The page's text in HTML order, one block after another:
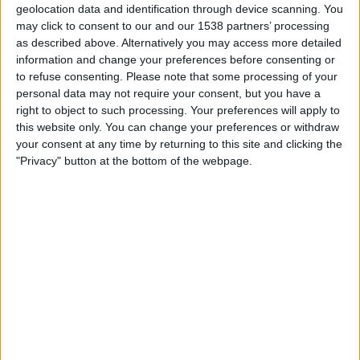
geolocation data and identification through device scanning. You
may click to consent to our and our 1538 partners’ processing
as described above. Alternatively you may access more detailed
information and change your preferences before consenting or
to refuse consenting. Please note that some processing of your
personal data may not require your consent, but you have a
right to object to such processing. Your preferences will apply to
this website only. You can change your preferences or withdraw
your consent at any time by returning to this site and clicking the
"Privacy" button at the bottom of the webpage.
FERNSEHEN IN ÖSTERREICH
Stand heute07.08.2026und seitdem diese Website die statistischen
Daten darüber sammelt, wann und wo die Spiele vonFußballdes Teams
CoritibainÖsterreichim Fernsehen ausgestrahlt werden, was am
01.05.2022war, können wir folgende Daten angeben:
120
ÜBERTRAGENE SPIELE